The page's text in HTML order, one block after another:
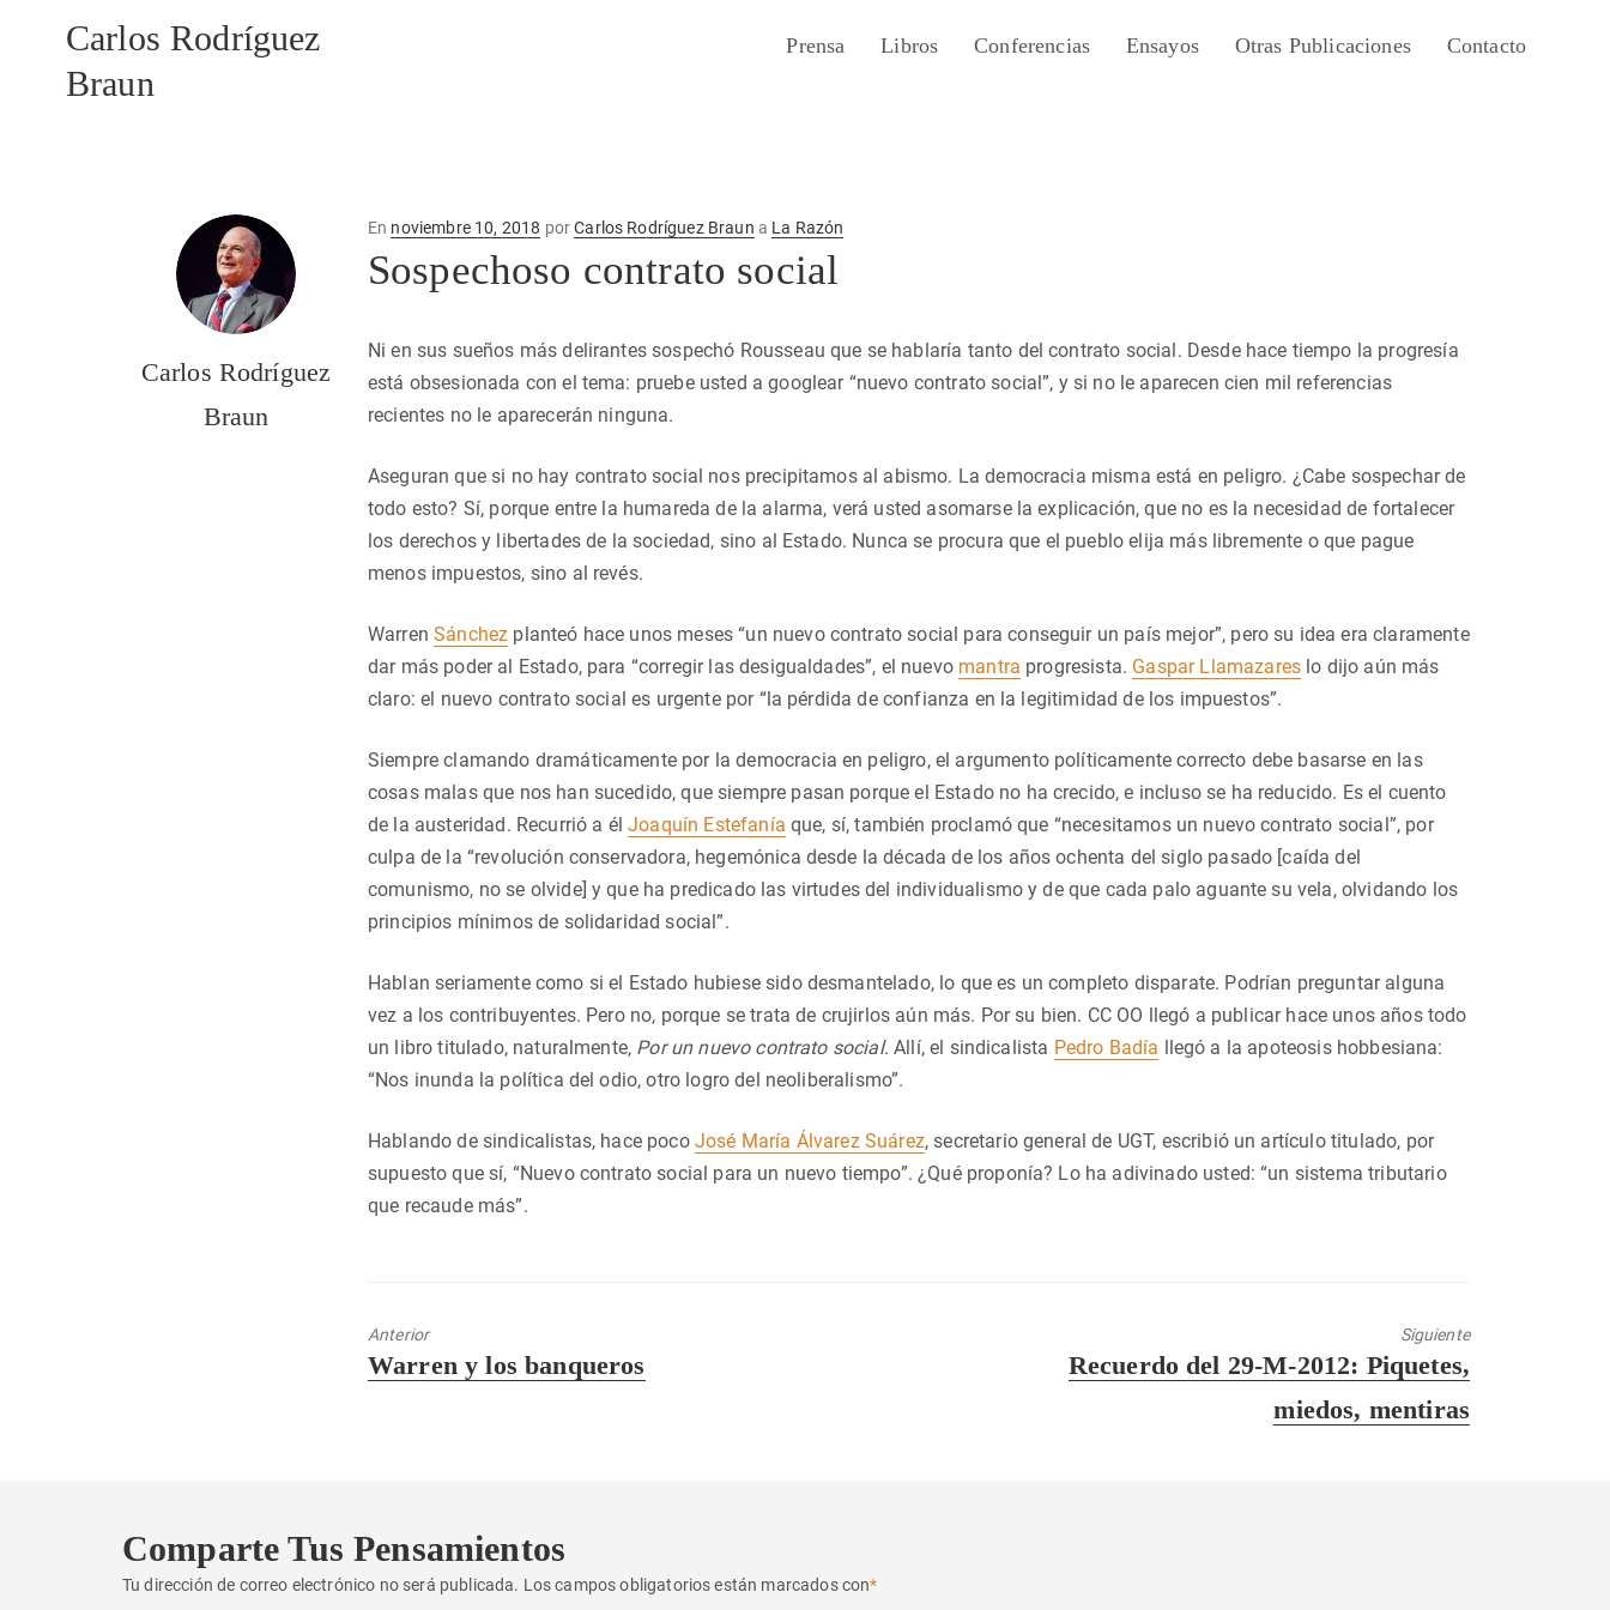
Carlos Rodríguez
Braun
Prensa Libros Conferencias Ensayos Otras Publicaciones Contacto
Carlos Rodríguez
Braun
En Publicado
noviembre 10, 2018 porCarlos Rodríguez Braun a La Razón
Sospechoso contrato social
Ni en sus sueños más delirantes sospechó Rousseau que se hablaría tanto del contrato social. Desde hace tiempo la progresía
está obsesionada con el tema: pruebe usted a googlear “nuevo contrato social”, y si no le aparecen cien mil referencias
recientes no le aparecerán ninguna.
Aseguran que si no hay contrato social nos precipitamos al abismo. La democracia misma está en peligro. ¿Cabe sospechar de
todo esto? Sí, porque entre la humareda de la alarma, verá usted asomarse la explicación, que no es la necesidad de fortalecer
los derechos y libertades de la sociedad, sino al Estado. Nunca se procura que el pueblo elija más libremente o que pague
menos impuestos, sino al revés.
WarrenSánchez planteó hace unos meses “un nuevo contrato social para conseguir un país mejor”, pero su idea era claramente
dar más poder al Estado, para “corregir las desigualdades”, el nuevo mantra progresista. Gaspar Llamazares lo dijo aún más
claro: el nuevo contrato social es urgente por “la pérdida de confianza en la legitimidad de los impuestos”.
Siempre clamando dramáticamente por la democracia en peligro, el argumento políticamente correcto debe basarse en las
cosas malas que nos han sucedido, que siempre pasan porque el Estado no ha crecido, e incluso se ha reducido. Es el cuento
de la austeridad. Recurrió a élJoaquín Estefanía que, sí, también proclamó que “necesitamos un nuevo contrato social”, por
culpa de la “revolución conservadora, hegemónica desde la década de los años ochenta del siglo pasado [caída del
comunismo, no se olvide] y que ha predicado las virtudes del individualismo y de que cada palo aguante su vela, olvidando los
principios mínimos de solidaridad social”.
Hablan seriamente como si el Estado hubiese sido desmantelado, lo que es un completo disparate. Podrían preguntar alguna
vez a los contribuyentes. Pero no, porque se trata de crujirlos aún más. Por su bien. CC OO llegó a publicar hace unos años todo
un libro titulado, naturalmente, Por un nuevo contrato social. Allí, el sindicalista Pedro Badía llegó a la apoteosis hobbesiana:
“Nos inunda la política del odio, otro logro del neoliberalismo”.
Hablando de sindicalistas, hace poco José María Álvarez Suárez, secretario general de UGT, escribió un artículo titulado, por
supuesto que sí, “Nuevo contrato social para un nuevo tiempo”. ¿Qué proponía? Lo ha adivinado usted: “un sistema tributario
que recaude más”.
Anterior
Entrada
Warren y los banqueros
Siguiente
Entrada
Recuerdo del 29-M-2012: Piquetes,
miedos, mentiras
Comparte Tus Pensamientos
Tu dirección de correo electrónico no será publicada. Los campos obligatorios están marcados con*